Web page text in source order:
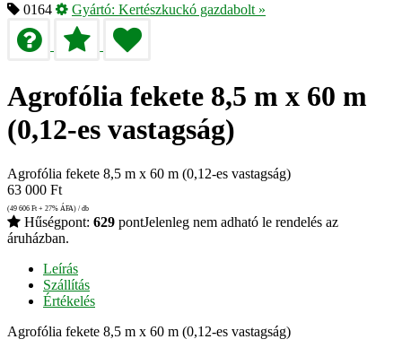
0164 Gyártó: Kertészkuckó gazdabolt »
Agrofólia fekete 8,5 m x 60 m
(0,12-es vastagság)
Agrofólia fekete 8,5 m x 60 m (0,12-es vastagság)
63 000 Ft
(49 606 Ft + 27% ÁFA) / db
Hűségpont: 629 pontJelenleg nem adható le rendelés az
áruházban.
Leírás
Szállítás
Értékelés
Agrofólia fekete 8,5 m x 60 m (0,12-es vastagság)